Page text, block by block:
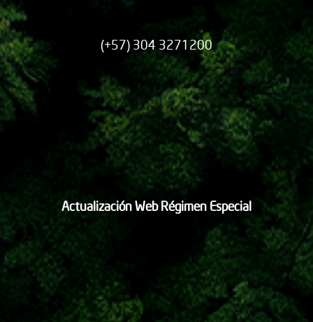
(+57) 304 3271200
Actualización Web Régimen Especial